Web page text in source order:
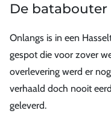
De batabouter
Onlangs is in een
gespot die voor zover
overlevering werd er
verhaald doch nooit
geleverd.